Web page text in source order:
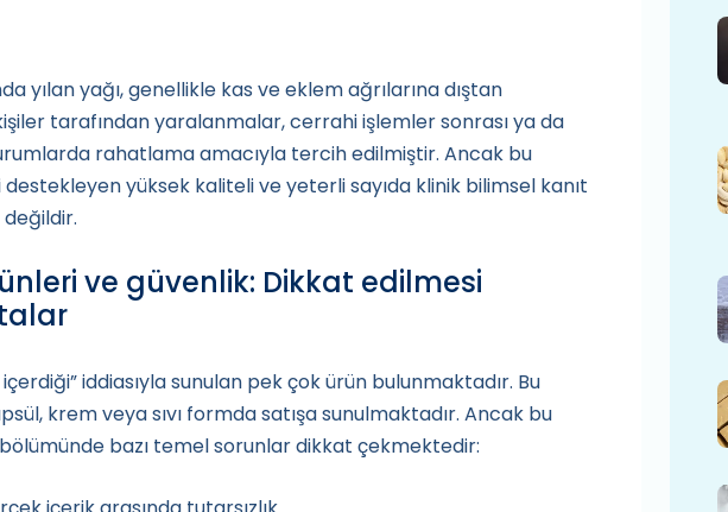
yılan yağı, genellikle kas ve eklem ağrılarına dıştan
kişiler tarafından yaralanmalar, cerrahi işlemler sonrası ya da
rahatlama amacıyla tercih edilmiştir. Ancak bu
destekleyen yüksek kaliteli ve yeterli sayıda klinik bilimsel kanıt
ve güvenlik: Dikkat edilmesi
içerdiği” iddiasıyla sunulan pek çok ürün bulunmaktadır. Bu
krem veya sıvı formda satışa sunulmaktadır. Ancak bu
bazı temel sorunlar dikkat çekmektedir: